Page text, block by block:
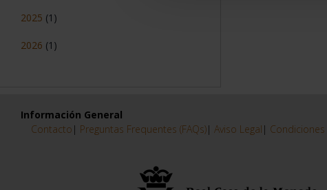
2025 (1)
2026 (1)
Información General
Contacto | Preguntas Frequentes (FAQs)| Aviso Legal | Condiciones